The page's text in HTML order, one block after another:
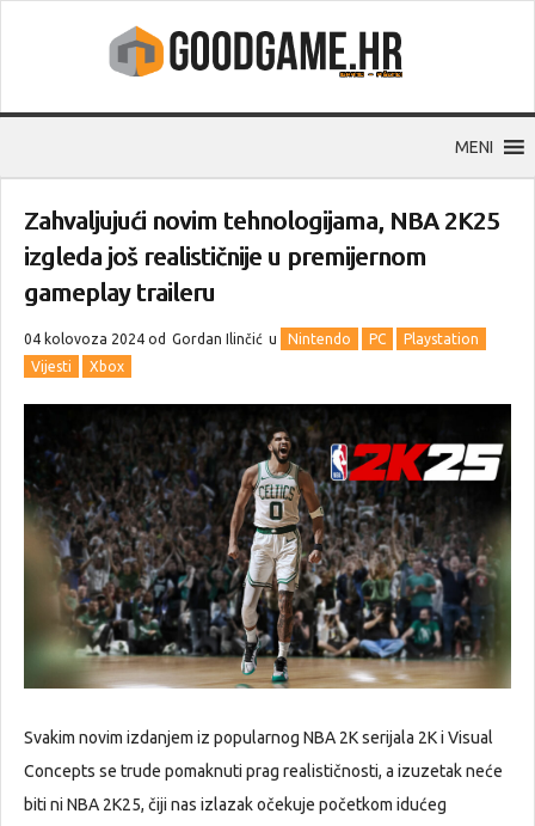
MENI
Zahvaljujući novim tehnologijama, NBA 2K25
izgleda još realističnije u premijernom
gameplay traileru
04 kolovoza 2024 od Gordan Ilinčić u Nintendo PC
Playstation
Vijesti
Xbox
Svakim novim izdanjem iz popularnog NBA 2K serijala 2K i Visual
Concepts se trude pomaknuti prag realističnosti, a izuzetak neće
biti ni NBA 2K25, čiji nas izlazak očekuje početkom idućeg